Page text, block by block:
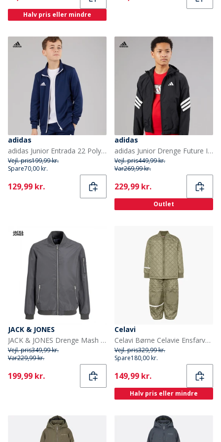
Halv pris eller mindre
adidas
adidas Junior Entrada 22 Poly Træningsjakke Team Navy Blue
Vejl. pris199,99 kr.
Spare70,00 kr.
Current
129,99 kr.
adidas
adidas Junior Drenge Future Icons 3 striber vævet træningsjakke Sort/Hvid
Vejl. pris449,99 kr.
Var269,99 kr.
Current
229,99 kr.
Outlet
JACK & JONES
JACK & JONES Drenge Mash Bomber Castlerock
Vejl. pris349,99 kr.
Var229,99 kr.
Current
199,99 kr.
Celavi
Celavi Børne Celavie Ensfarvet Basis Termosæt Khaki
Vejl. pris329,99 kr.
Spare180,00 kr.
Current
149,99 kr.
Halv pris eller mindre